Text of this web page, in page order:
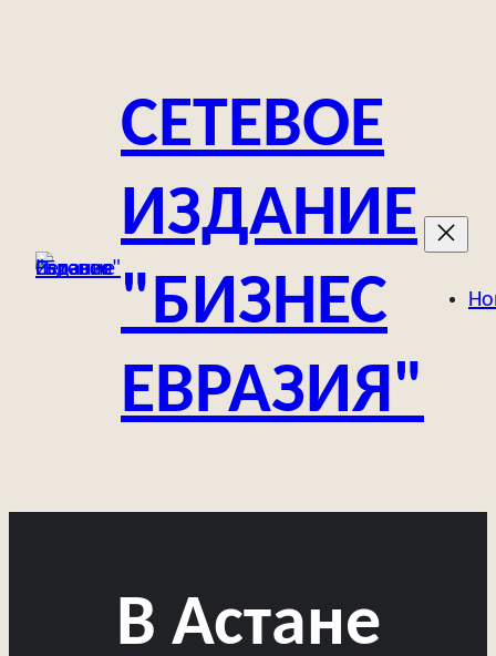
содержимомуСЕТЕВОЕ
ИЗДАНИЕ
"БИЗНЕС
ЕВРАЗИЯ"
В Астане